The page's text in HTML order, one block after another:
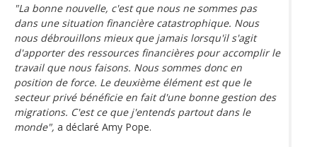
"La bonne nouvelle, c'est que nous ne sommes pas
dans une situation financière catastrophique. Nous
nous débrouillons mieux que jamais lorsqu'il s'agit
d'apporter des ressources financières pour accomplir le
travail que nous faisons. Nous sommes donc en
position de force. Le deuxième élément est que le
secteur privé bénéficie en fait d'une bonne gestion des
migrations. C'est ce que j'entends partout dans le
monde", a déclaré Amy Pope.